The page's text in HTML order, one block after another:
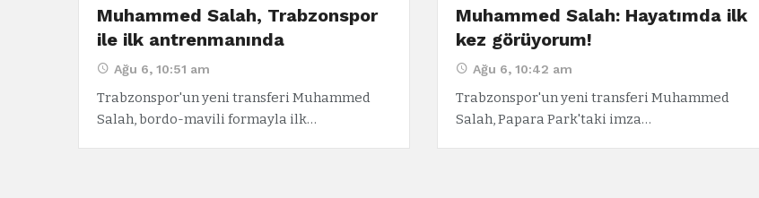
Muhammed Salah, Trabzonspor
ile ilk antrenmanında
Ağu 6, 10:51 am
Trabzonspor'un yeni transferi Muhammed
Salah, bordo-mavili formayla ilk…
Muhammed Salah: Hayatımda ilk
kez görüyorum!
Ağu 6, 10:42 am
Trabzonspor'un yeni transferi Muhammed
Salah, Papara Park'taki imza…